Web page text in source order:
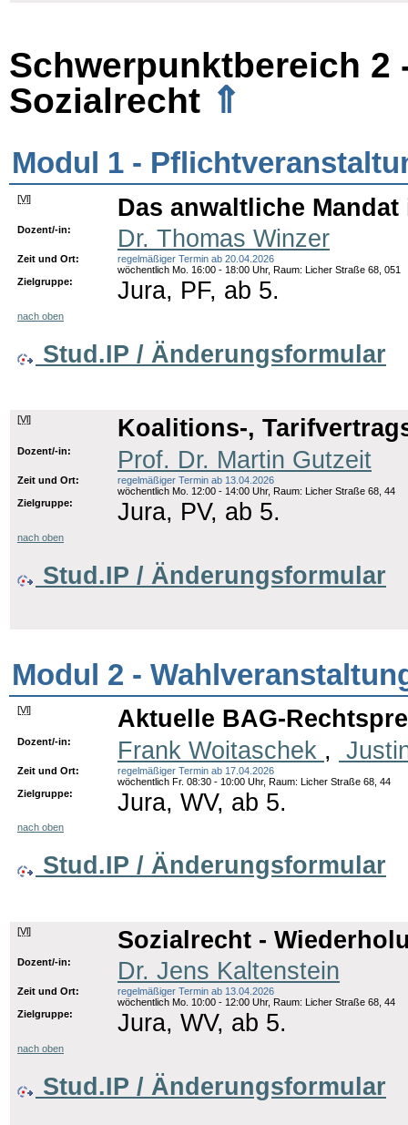
Schwerpunktbereich 2
Sozialrecht ⇑
Modul 1 -
[Vl] Das anwaltliche
Dozent/-in: Dr. Thomas Winzer
Zeit und Ort:
regelmäßiger Termin ab 20.04.2026
wöchentlich Mo. 16:00 - 18:00 Uhr, Raum: Licher Straße 68, 051
Zielgruppe:
Jura, PF, ab 5.
nach oben
Stud.IP / Änderungsformular
[Vl] Koalitions-,
Dozent/-in: Prof. Dr. Martin Gutzeit
Zeit und Ort:
regelmäßiger Termin ab 13.04.2026
wöchentlich Mo. 12:00 - 14:00 Uhr, Raum: Licher Straße 68, 44
Zielgruppe:
Jura, PV, ab 5.
nach oben
Stud.IP / Änderungsformular
Modul 2 -
[Vl] Aktuelle BAG-
Dozent/-in: Frank Woitaschek ,
Zeit und Ort:
regelmäßiger Termin ab 17.04.2026
wöchentlich Fr. 08:30 - 10:00 Uhr, Raum: Licher Straße 68, 44
Zielgruppe:
Jura, WV, ab 5.
nach oben
Stud.IP / Änderungsformular
[Vl] Sozialrecht -
Dozent/-in: Dr. Jens Kaltenstein
Zeit und Ort:
regelmäßiger Termin ab 13.04.2026
wöchentlich Mo. 10:00 - 12:00 Uhr, Raum: Licher Straße 68, 44
Zielgruppe:
Jura, WV, ab 5.
nach oben
Stud.IP / Änderungsformular